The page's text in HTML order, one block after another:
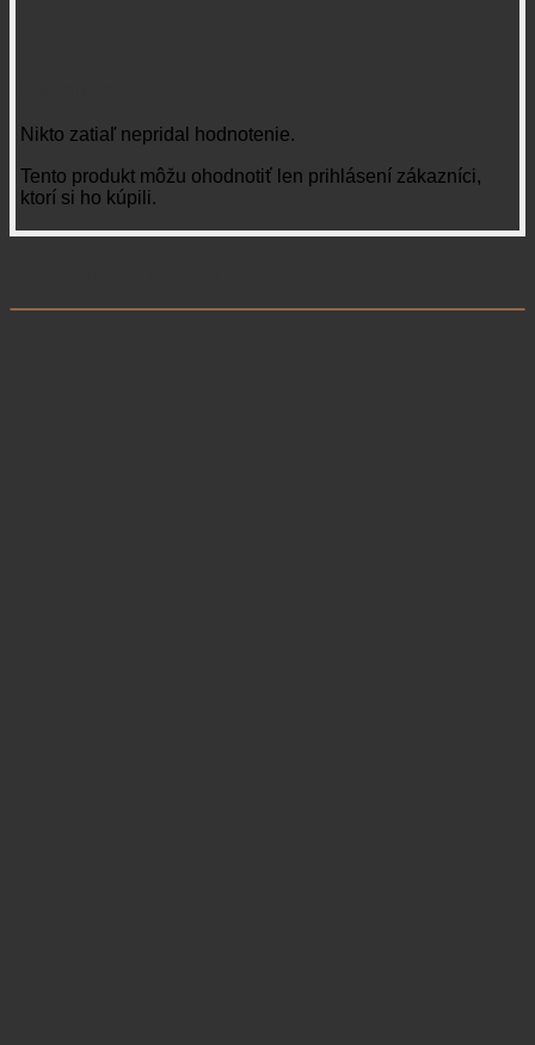
Nikto zatiaľ nepridal hodnotenie.
Tento produkt môžu ohodnotiť len prihlásení zákazníci,
ktorí si ho kúpili.